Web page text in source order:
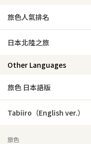
旅色人氣排名
日本北陸之旅
Other Languages
旅色 日本語版
Tabiiro（English ver.）
旅色